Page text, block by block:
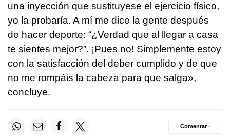
una inyección que sustituyese el ejercicio físico,
yo la probaría. A mí me dice la gente después
de hacer deporte: “¿Verdad que al llegar a casa
te sientes mejor?”. ¡Pues no! Simplemente estoy
con la satisfacción del deber cumplido y de que
no me rompáis la cabeza para que salga»,
concluye.
Comentar ·